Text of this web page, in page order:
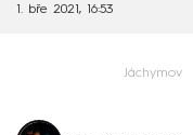
1. bře 2021, 16:53
Jáchymov